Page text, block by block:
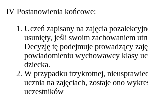
IV Postanowienia końcowe:
Uczeń zapisany na zajęcia
usunięty, jeśli swoim zachowaniem
Decyzję tę podejmuje prowadzący
powiadomieniu wychowawcy klasy
dziecka.
W przypadku trzykrotnej,
ucznia na zajęciach, zostaje ono
uczestników